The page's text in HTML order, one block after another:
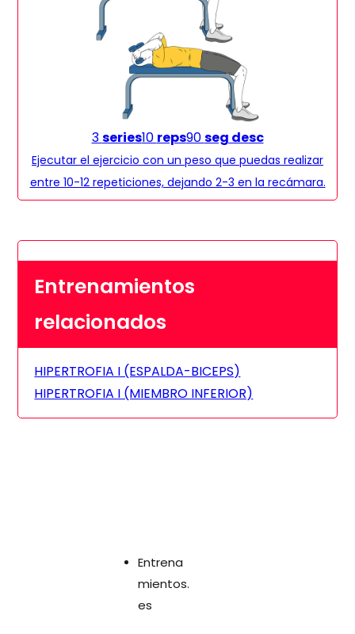
3series10 reps90seg desc
Ejecutar el ejercicio con un peso que puedas realizar
entre 10-12 repeticiones, dejando 2-3 en la recámara.
Entrenamientos
relacionados
HIPERTROFIA I (ESPALDA-BICEPS)
HIPERTROFIA I (MIEMBRO INFERIOR)
Entrena
mientos.
es